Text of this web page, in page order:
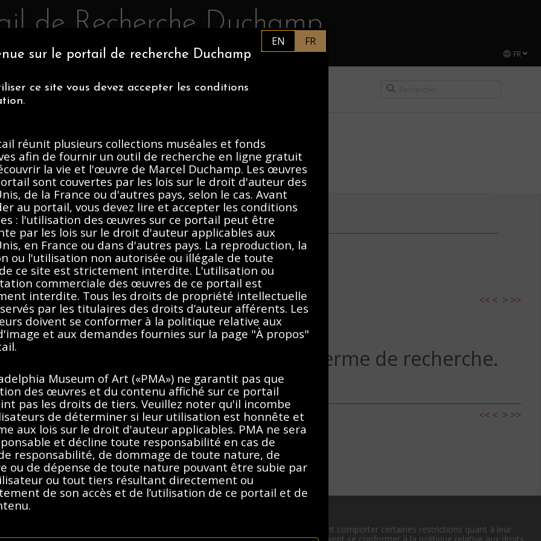
de Recherche Duchamp
FR
MUSEUM OF ART CENTRE POMPIDOU ASSOCIATION MARCEL DUCHAMP
MUSÉALES À PROPOS
1888-
Contenus Description
<< < > >>
Aucun résultat trouvé.
les filtres ou essayez un autre terme de recherche.
<< < > >>
d'auteur des États-Unis, de la France ou d'autres pays, selon le cas, ou peuvent comporter certaines restrictions quant à leur
EN FR
sur le portail de recherche Duchamp
ce site vous devez accepter les conditions
réunit plusieurs collections muséales et fonds
afin de fournir un outil de recherche en ligne gratuit
la vie et l'œuvre de Marcel Duchamp. Les œuvres
sont couvertes par les lois sur le droit d'auteur des
de la France ou d'autres pays, selon le cas. Avant
au portail, vous devez lire et accepter les conditions
: l'utilisation des œuvres sur ce portail peut être
par les lois sur le droit d'auteur applicables aux
en France ou dans d'autres pays. La reproduction, la
ou l'utilisation non autorisée ou illégale de toute
ce site est strictement interdite. L'utilisation ou
commerciale des œuvres de ce portail est
interdite. Tous les droits de propriété intellectuelle
par les titulaires des droits d’auteur afférents. Les
doivent se conformer à la politique relative aux
et aux demandes fournies sur la page "À propos"
Museum of Art («PMA») ne garantit pas que
des œuvres et du contenu affiché sur ce portail
pas les droits de tiers. Veuillez noter qu'il incombe
de déterminer si leur utilisation est honnête et
aux lois sur le droit d'auteur applicables. PMA ne sera
et décline toute responsabilité en cas de
responsabilité, de dommage de toute nature, de
ou de dépense de toute nature pouvant être subie par
ou tout tiers résultant directement ou
de son accès et de l’utilisation de ce portail et de
à ce portail, vous acceptez de respecter ces